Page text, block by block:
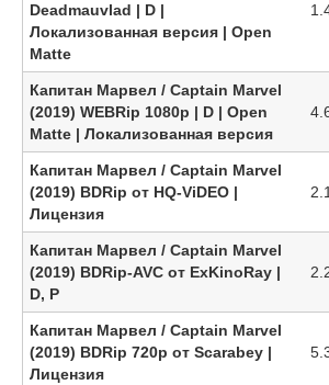
Deadmauvlad | D |
Локализованная версия | Open
Matte
Капитан Марвел / Captain Marvel
(2019) WEBRip 1080p | D | Open
Matte | Локализованная версия
Капитан Марвел / Captain Marvel
(2019) BDRip от HQ-ViDEO |
Лицензия
Капитан Марвел / Captain Marvel
(2019) BDRip-AVC от ExKinoRay |
D, P
Капитан Марвел / Captain Marvel
(2019) BDRip 720p от Scarabey |
Лицензия